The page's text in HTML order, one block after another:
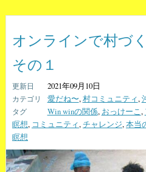
オンラインで村づ
その１
2021年09月10日
愛だね〜,村コミュニティ,
Win winの関係, おっけーこ,
瞑想, コミュニティ,チャレンジ,本当
瞑想